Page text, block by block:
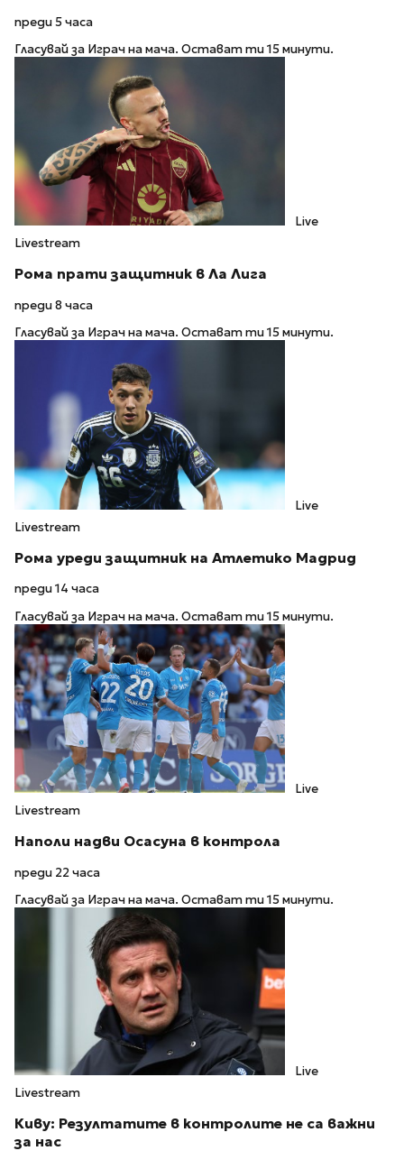
преди 5 часа
Гласувай за Играч на мача. Остават ти 15 минути.
Live
Livestream
Рома прати защитник в Ла Лига
преди 8 часа
Гласувай за Играч на мача. Остават ти 15 минути.
Live
Livestream
Рома уреди защитник на Атлетико Мадрид
преди 14 часа
Гласувай за Играч на мача. Остават ти 15 минути.
Live
Livestream
Наполи надви Осасуна в контрола
преди 22 часа
Гласувай за Играч на мача. Остават ти 15 минути.
Live
Livestream
Киву: Резултатите в контролите не са важни
за нас